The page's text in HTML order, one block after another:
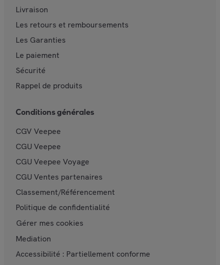
Livraison
Les retours et remboursements
Les Garanties
Le paiement
Sécurité
Rappel de produits
Conditions générales
CGV Veepee
CGU Veepee
CGU Veepee Voyage
CGU Ventes partenaires
Classement/Référencement
Politique de confidentialité
Gérer mes cookies
Mediation
Accessibilité : Partiellement conforme